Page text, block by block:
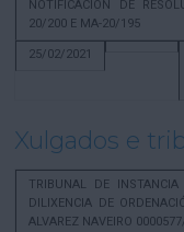
NOTIFICACION DE
20/200 E MA-20/195
25/02/2021
Xulgados e
TRIBUNAL DE
DILIXENCIA DE
ALVAREZ NAVEIRO